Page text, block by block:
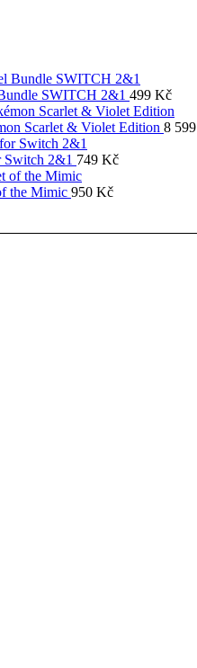
SWITCH 2&1 499 Kč
Scarlet & Violet Edition 8 599
2&1 749 Kč
the Mimic 950 Kč